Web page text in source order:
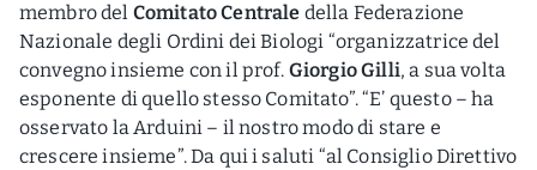
membro del Comitato Centrale della Federazione
Nazionale degli Ordini dei Biologi “organizzatrice del
convegno insieme con il prof. Giorgio Gilli, a sua volta
esponente di quello stesso Comitato”. “E’ questo – ha
osservato la Arduini – il nostro modo di stare e
crescere insieme”. Da qui i saluti “al Consiglio Direttivo